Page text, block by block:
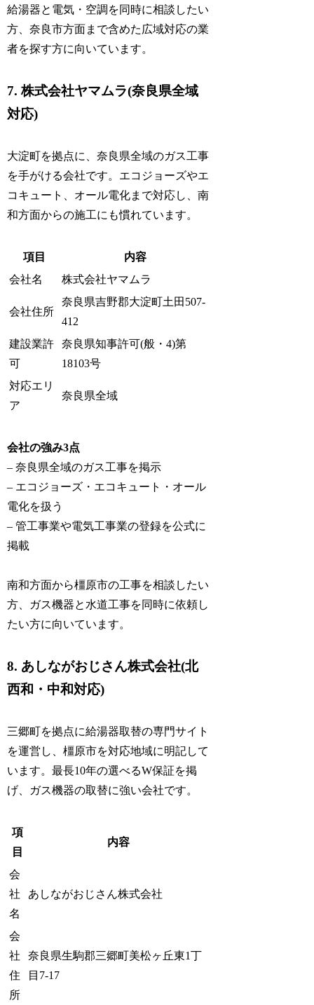
給湯器と電気・空調を同時に相談したい
方、奈良市方面まで含めた広域対応の業
者を探す方に向いています。
7. 株式会社ヤマムラ(奈良県全域
対応)
大淀町を拠点に、奈良県全域のガス工事
を手がける会社です。エコジョーズやエ
コキュート、オール電化まで対応し、南
和方面からの施工にも慣れています。
項目
内容
会社名
株式会社ヤマムラ
会社住所
奈良県吉野郡大淀町土田507-
412
建設業許
可
奈良県知事許可(般・4)第
18103号
対応エリ
ア
奈良県全域
会社の強み3点
– 奈良県全域のガス工事を掲示
– エコジョーズ・エコキュート・オール
電化を扱う
– 管工事業や電気工事業の登録を公式に
掲載
南和方面から橿原市の工事を相談したい
方、ガス機器と水道工事を同時に依頼し
たい方に向いています。
8. あしながおじさん株式会社(北
西和・中和対応)
三郷町を拠点に給湯器取替の専門サイト
を運営し、橿原市を対応地域に明記して
います。最長10年の選べるW保証を掲
げ、ガス機器の取替に強い会社です。
項
目
内容
会
社
名
あしながおじさん株式会社
会
社
住
所
奈良県生駒郡三郷町美松ヶ丘東1丁
目7-17